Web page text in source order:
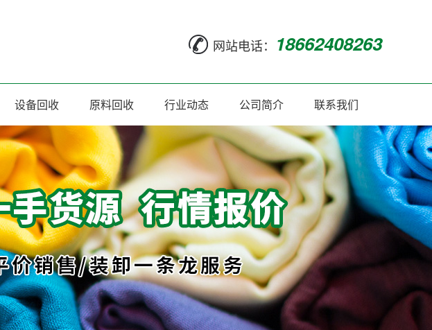
网站电话： 18662408263
设备回收 原料回收 行业动态 公司简介 联系我们